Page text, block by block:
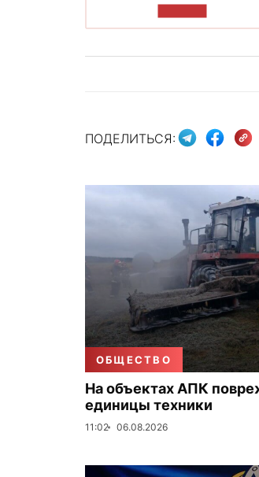
ПОДЕЛИТЬСЯ:
ОБЩЕСТВО
На объектах АПК
единицы техники
11:02 06.08.2026